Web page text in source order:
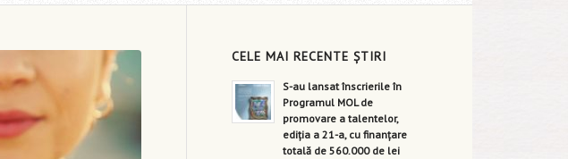
CELE MAI RECENTE ȘTIRI
S-au lansat înscrierile în
Programul MOL de
promovare a talentelor,
ediția a 21-a, cu finanțare
totală de 560.000 de lei